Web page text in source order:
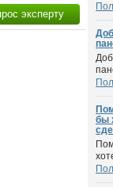
эксперту
бы